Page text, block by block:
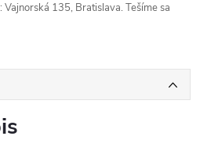
Vajnorská 135, Bratislava. Tešíme sa